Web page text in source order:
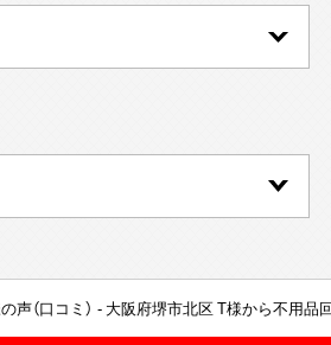
声（口コミ） 大阪府堺市北区 T様から不用品